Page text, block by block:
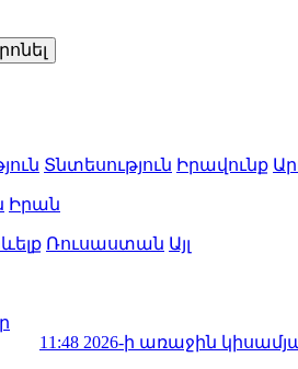
Տնտեսություն Իրավունք
Իրան
Ռուսաստան Այլ
ի առաջին կիսամյակում ՔԿ-